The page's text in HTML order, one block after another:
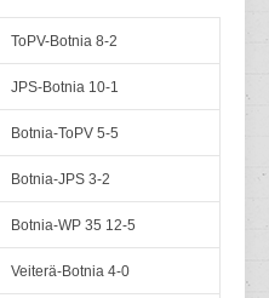
ToPV-Botnia 8-2
JPS-Botnia 10-1
Botnia-ToPV 5-5
Botnia-JPS 3-2
Botnia-WP 35 12-5
Veiterä-Botnia 4-0